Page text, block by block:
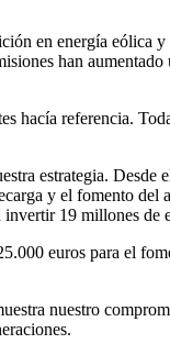
en energía
han
hacía referencia.
estrategia.
y el fomento
19 millones
euros para el
nuestro